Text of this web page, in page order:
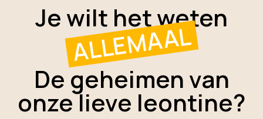
Je wilt het weten
ALLEMAAL
De geheimen van
onze lieve leontine?